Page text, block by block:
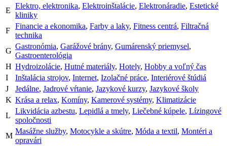
E
Elektro, elektronika, Elektroinštalácie, Elektronáradie, Estetické
kliniky
F
Financie a ekonomika, Farby a laky, Fitness centrá, Filtračná
technika
G
Gastronómia, Garážové brány, Gumárenský priemysel,
Gastroenterológia
H Hydroizolácie, Hutné materiály, Hotely, Hobby a voľný čas
I
Inštalácia strojov, Internet, Izolačné práce, Interiérové štúdiá
J
Jedálne, Jadrové vŕtanie, Jazykové kurzy, Jazykové školy
K Krása a relax, Komíny, Kamerové systémy, Klimatizácie
L
Likvidácia azbestu, Lepidlá a tmely, Liečebné kúpele, Lízingové
spoločnosti
M
Masážne služby, Motocykle a skútre, Móda a textil, Montéri a
opravári